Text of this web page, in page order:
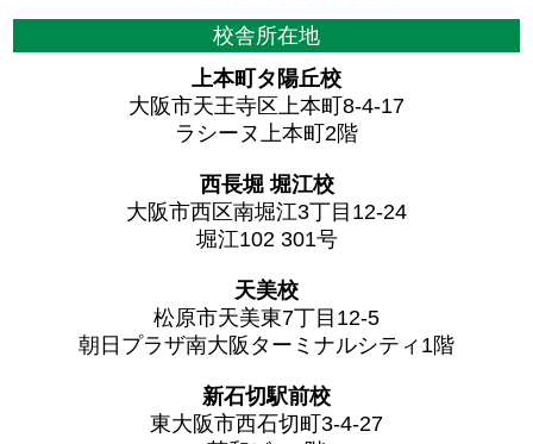
校舎所在地
上本町タ陽丘校
大阪市天王寺区上本町8-4-17
ラシーヌ上本町2階
西長堀 堀江校
大阪市西区南堀江3丁目12-24
堀江102 301号
天美校
松原市天美東7丁目12-5
朝日プラザ南大阪ターミナルシティ1階
新石切駅前校
東大阪市西石切町3-4-27